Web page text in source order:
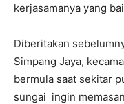
kerjasamanya yang
Diberitakan
Simpang Jaya,
bermula saat sekitar
sungai ingin